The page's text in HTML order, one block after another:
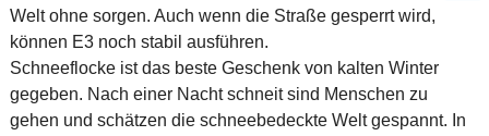
Welt ohne sorgen. Auch wenn die Straße gesperrt wird,
können E3 noch stabil ausführen.
Schneeflocke ist das beste Geschenk von kalten Winter
gegeben. Nach einer Nacht schneit sind Menschen zu
gehen und schätzen die schneebedeckte Welt gespannt. In